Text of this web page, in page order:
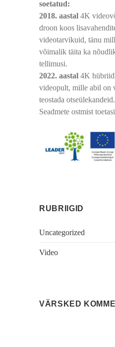
soetatud:
2018. aastal 4K
droon koos
videotarvikuid, tänu
võimalik täita ka
tellimusi.
2022. aastal 4K
videopult, mille abil on
teostada otseülekandeid.
Seadmete ostmist
RUBRIIGID
Uncategorized
Video
VÄRSKED